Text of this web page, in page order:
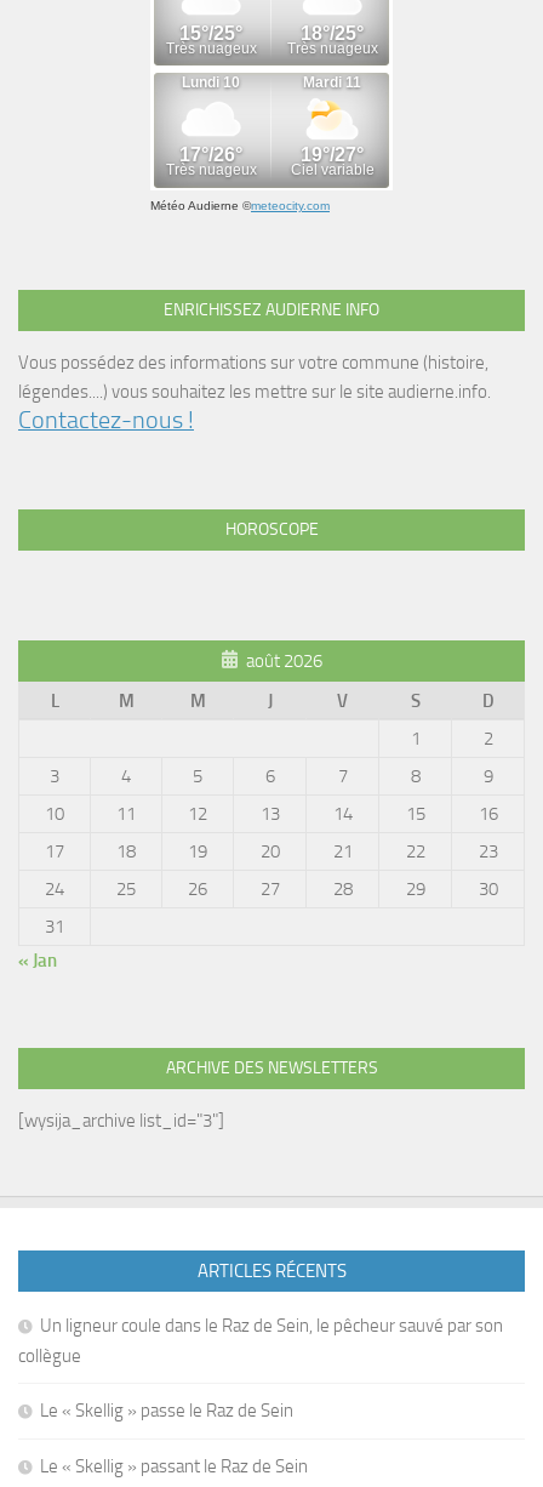
Météo Audierne ©meteocity.com
ENRICHISSEZ AUDIERNE INFO
Vous possédez des informations sur votre commune (histoire,
légendes....) vous souhaitez les mettre sur le site audierne.info.
Contactez-nous !
HOROSCOPE
août 2026
L
M M J V S
D
1
2
3
4 5 6 7 8
9
10
11 12 13 14 15
16
17
18 19 20 21 22
23
24
25 26 27 28 29
30
31
« Jan
ARCHIVE DES NEWSLETTERS
[wysija_archive list_id="3"]
ARTICLES RÉCENTS
Un ligneur coule dans le Raz de Sein, le pêcheur sauvé par son
collègue
Le « Skellig » passe le Raz de Sein
Le « Skellig » passant le Raz de Sein